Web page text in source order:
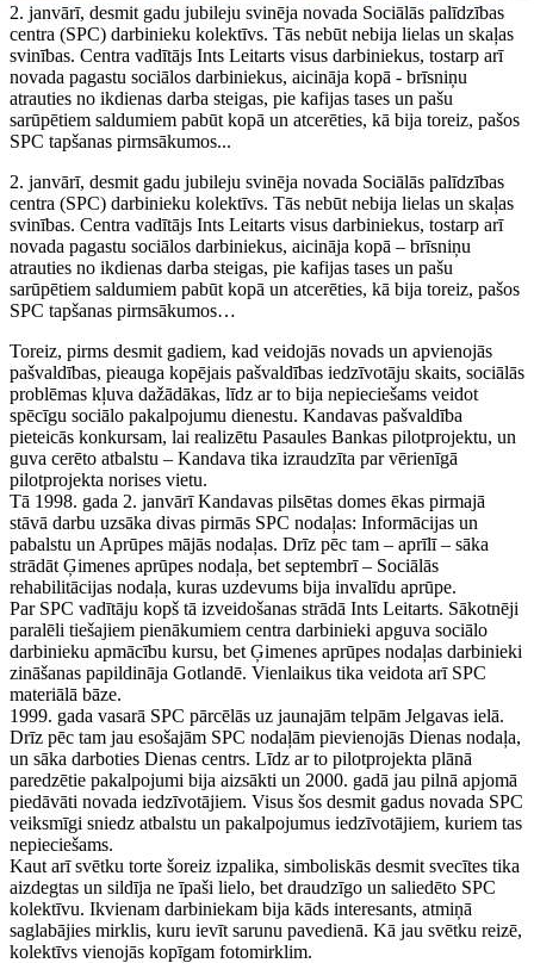
2. janvārī, desmit gadu jubileju svinēja novada Sociālās palīdzības
centra (SPC) darbinieku kolektīvs. Tās nebūt nebija lielas un skaļas
svinības. Centra vadītājs Ints Leitarts visus darbiniekus, tostarp arī
novada pagastu sociālos darbiniekus, aicināja kopā - brīsniņu
atrauties no ikdienas darba steigas, pie kafijas tases un pašu
sarūpētiem saldumiem pabūt kopā un atcerēties, kā bija toreiz, pašos
SPC tapšanas pirmsākumos...
2. janvārī, desmit gadu jubileju svinēja novada Sociālās palīdzības
centra (SPC) darbinieku kolektīvs. Tās nebūt nebija lielas un skaļas
svinības. Centra vadītājs Ints Leitarts visus darbiniekus, tostarp arī
novada pagastu sociālos darbiniekus, aicināja kopā – brīsniņu
atrauties no ikdienas darba steigas, pie kafijas tases un pašu
sarūpētiem saldumiem pabūt kopā un atcerēties, kā bija toreiz, pašos
SPC tapšanas pirmsākumos…
Toreiz, pirms desmit gadiem, kad veidojās novads un apvienojās
pašvaldības, pieauga kopējais pašvaldības iedzīvotāju skaits, sociālās
problēmas kļuva dažādākas, līdz ar to bija nepieciešams veidot
spēcīgu sociālo pakalpojumu dienestu. Kandavas pašvaldība
pieteicās konkursam, lai realizētu Pasaules Bankas pilotprojektu, un
guva cerēto atbalstu – Kandava tika izraudzīta par vērienīgā
pilotprojekta norises vietu.
Tā 1998. gada 2. janvārī Kandavas pilsētas domes ēkas pirmajā
stāvā darbu uzsāka divas pirmās SPC nodaļas: Informācijas un
pabalstu un Aprūpes mājās nodaļas. Drīz pēc tam – aprīlī – sāka
strādāt Ģimenes aprūpes nodaļa, bet septembrī – Sociālās
rehabilitācijas nodaļa, kuras uzdevums bija invalīdu aprūpe.
Par SPC vadītāju kopš tā izveidošanas strādā Ints Leitarts. Sākotnēji
paralēli tiešajiem pienākumiem centra darbinieki apguva sociālo
darbinieku apmācību kursu, bet Ģimenes aprūpes nodaļas darbinieki
zināšanas papildināja Gotlandē. Vienlaikus tika veidota arī SPC
materiālā bāze.
1999. gada vasarā SPC pārcēlās uz jaunajām telpām Jelgavas ielā.
Drīz pēc tam jau esošajām SPC nodaļām pievienojās Dienas nodaļa,
un sāka darboties Dienas centrs. Līdz ar to pilotprojekta plānā
paredzētie pakalpojumi bija aizsākti un 2000. gadā jau pilnā apjomā
piedāvāti novada iedzīvotājiem. Visus šos desmit gadus novada SPC
veiksmīgi sniedz atbalstu un pakalpojumus iedzīvotājiem, kuriem tas
nepieciešams.
Kaut arī svētku torte šoreiz izpalika, simboliskās desmit svecītes tika
aizdegtas un sildīja ne īpaši lielo, bet draudzīgo un saliedēto SPC
kolektīvu. Ikvienam darbiniekam bija kāds interesants, atmiņā
saglabājies mirklis, kuru ievīt sarunu pavedienā. Kā jau svētku reizē,
kolektīvs vienojās kopīgam fotomirklim.